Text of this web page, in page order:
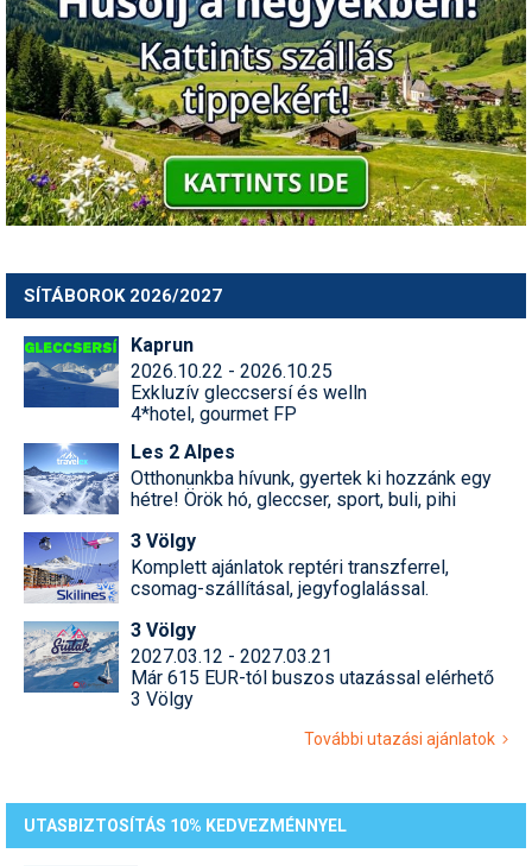
SÍTÁBOROK 2026/2027
Kaprun
2026.10.22 - 2026.10.25
Exkluzív gleccsersí és welln
4*hotel, gourmet FP
Les 2 Alpes
Otthonunkba hívunk, gyertek ki hozzánk egy
hétre! Örök hó, gleccser, sport, buli, pihi
3 Völgy
Komplett ajánlatok reptéri transzferrel,
csomag-szállításal, jegyfoglalással.
3 Völgy
2027.03.12 - 2027.03.21
Már 615 EUR-tól buszos utazással elérhető
3 Völgy
További utazási ajánlatok
UTASBIZTOSÍTÁS 10% KEDVEZMÉNNYEL